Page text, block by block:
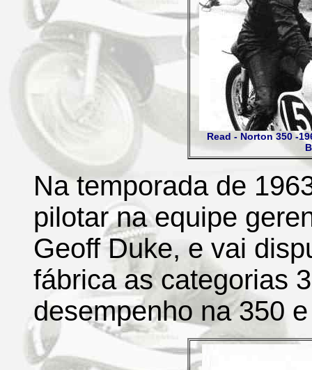
Read - Norton 350 -
Na temporada de
pilotar na equipe
Geoff Duke, e vai
fábrica as categorias
desempenho na 350